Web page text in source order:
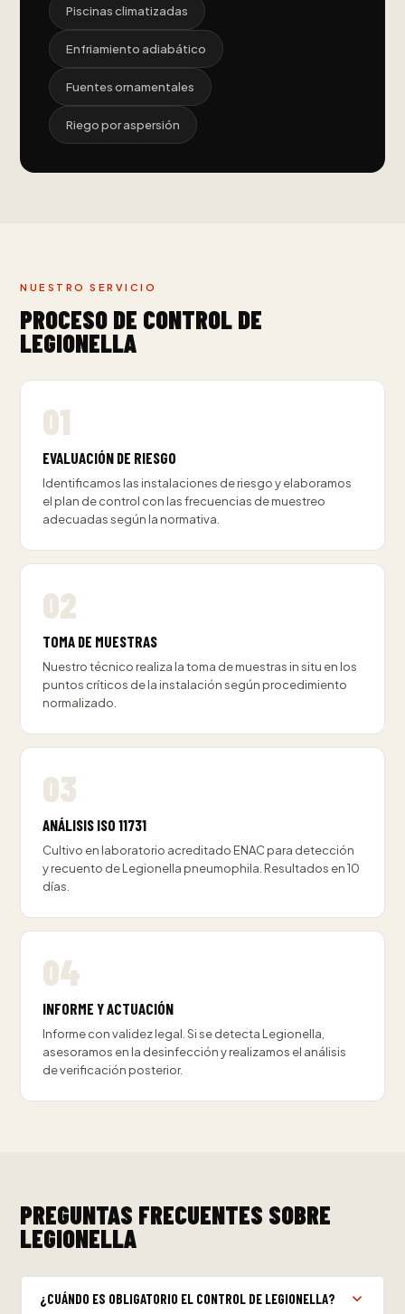
Piscinas climatizadas
Enfriamiento adiabático
Fuentes ornamentales
Riego por aspersión
NUESTRO SERVICIO
PROCESO DE CONTROL DE
LEGIONELLA
EVALUACIÓN DE RIESGO
Identificamos las instalaciones de riesgo y elaboramos
el plan de control con las frecuencias de muestreo
adecuadas según la normativa.
TOMA DE MUESTRAS
Nuestro técnico realiza la toma de muestras in situ en los
puntos críticos de la instalación según procedimiento
normalizado.
ANÁLISIS ISO 11731
Cultivo en laboratorio acreditado ENAC para detección
y recuento de Legionella pneumophila. Resultados en 10
días.
INFORME Y ACTUACIÓN
Informe con validez legal. Si se detecta Legionella,
asesoramos en la desinfección y realizamos el análisis
de verificación posterior.
PREGUNTAS FRECUENTES SOBRE
LEGIONELLA
¿CUÁNDO ES OBLIGATORIO EL CONTROL DE LEGIONELLA?